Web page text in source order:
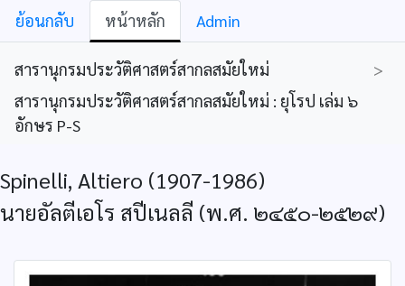
ย้อนกลับ หน้าหลัก Admin
สารานุกรมประวัติศาสตร์สากลสมัยใหม่
>
สารานุกรมประวัติศาสตร์สากลสมัยใหม่ : ยุโรป เล่ม ๖
อักษร P-S
Spinelli, Altiero (1907-1986)
นายอัลตีเอโร สปีเนลลี (พ.ศ. ๒๔๕๐-๒๕๒๙)